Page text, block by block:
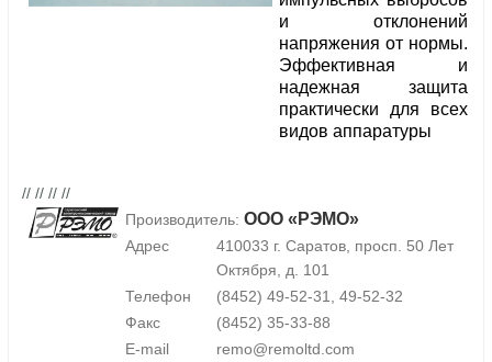
и отклонений
напряжения от нормы.
Эффективная и
надежная защита
практически для всех
видов аппаратуры
// // // //
Производитель: ООО «РЭМО»
Адрес
410033 г. Саратов, просп. 50 Лет
Октября, д. 101
Телефон
(8452) 49-52-31, 49-52-32
Факс
(8452) 35-33-88
E-mail
remo@remoltd.com